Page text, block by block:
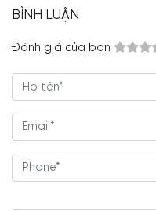
BÌNH LUẬN
Đánh giá của bạn